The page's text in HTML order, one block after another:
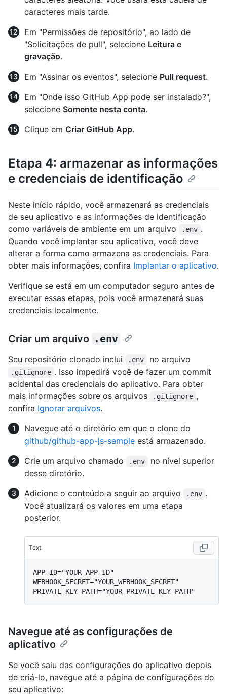
caracteres mais tarde.
Em "Permissões de repositório", ao lado de
"Solicitações de pull", selecione Leitura e
gravação.
Em "Assinar os eventos", selecione Pull request.
Em "Onde isso GitHub App pode ser instalado?",
selecione Somente nesta conta.
Clique em Criar GitHub App.
Etapa 4: armazenar as informações
e credenciais de identificação
Neste início rápido, você armazenará as credenciais
de seu aplicativo e as informações de identificação
como variáveis de ambiente em um arquivo
.env .
Quando você implantar seu aplicativo, você deve
alterar a forma como armazena as credenciais. Para
obter mais informações, confira Implantar o aplicativo.
Verifique se está em um computador seguro antes de
executar essas etapas, pois você armazenará suas
credenciais localmente.
Criar um arquivo .env
Seu repositório clonado inclui .env no arquivo
.gitignore . Isso impedirá você de fazer um commit
acidental das credenciais do aplicativo. Para obter
mais informações sobre os arquivos
.gitignore ,
confira Ignorar arquivos.
Navegue até o diretório em que o clone do
github/github-app-js-sample está armazenado.
Crie um arquivo chamado
.env
no nível superior
desse diretório.
Adicione o conteúdo a seguir ao arquivo
.env .
Você atualizará os valores em uma etapa
posterior.
Text
APP_ID="YOUR_APP_ID"
WEBHOOK_SECRET="YOUR_WEBHOOK_SECRET"
Navegue até as configurações de
aplicativo
Se você saiu das configurações do aplicativo depois
de criá-lo, navegue até a página de configurações do
seu aplicativo: